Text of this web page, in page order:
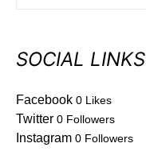
SOCIAL LINKS
Facebook 0 Likes
Twitter 0 Followers
Instagram 0 Followers